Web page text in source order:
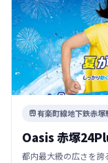
 有楽町線地下鉄赤塚
Oasis 赤塚
都内最大級の広さを